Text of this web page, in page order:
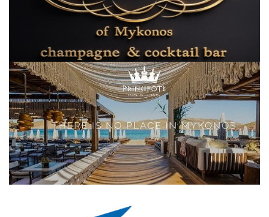
Local Elections 2023
About
Elections 2023
Γλώσσα
Ελληνικά English